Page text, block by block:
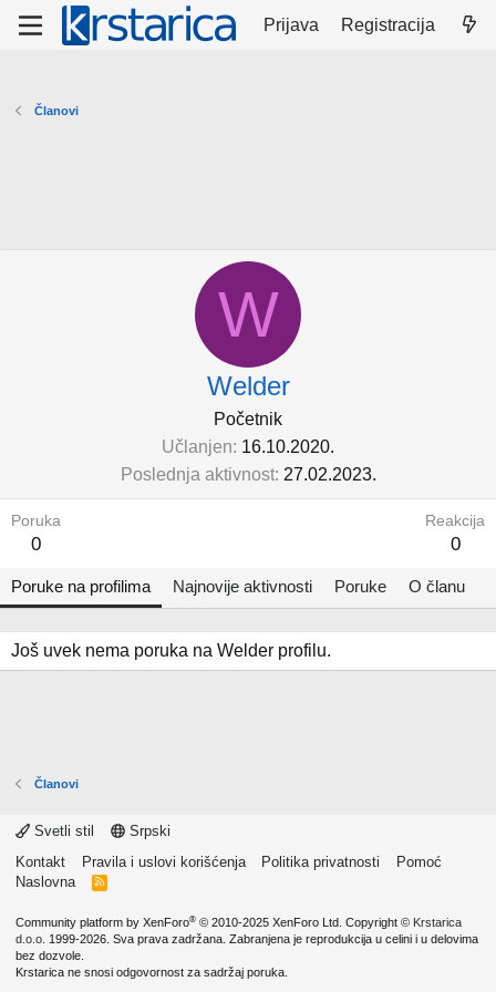
Prijava Registracija
Članovi
W
Welder
Početnik
Učlanjen 16.10.2020.
Poslednja aktivnost 27.02.2023.
Poruka
0
Reakcija
0
Poruke na profilima Najnovije aktivnosti Poruke O članu
Još uvek nema poruka na Welder profilu.
Članovi
Svetli stil
Srpski
Kontakt
Pravila i uslovi korišćenja Politika privatnosti
Pomoć
Naslovna
R
Community platform by XenForo® © 2010-2025 XenForo Ltd. Copyright © Krstarica
d.o.o. 1999-2026. Sva prava zadržana. Zabranjena je reprodukcija u celini i u delovima
bez dozvole.
Krstarica ne snosi odgovornost za sadržaj poruka.